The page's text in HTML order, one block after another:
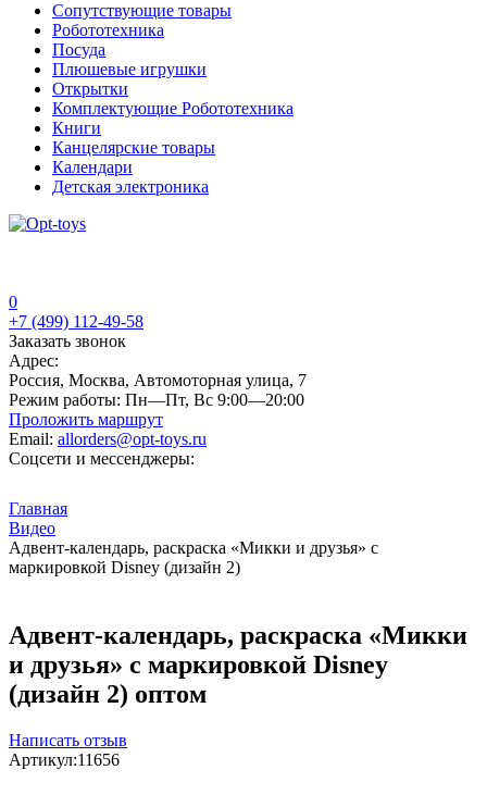
Сопутствующие товары
Робототехника
Посуда
Плюшевые игрушки
Открытки
Комплектующие Робототехника
Книги
Канцелярские товары
Календари
Детская электроника
0
+7 (499) 112-49-58
Заказать звонок
Адрес:
Россия, Москва, Автомоторная улица, 7
Режим работы: Пн—Пт, Вс 9:00—20:00
Проложить маршрут
Email: allorders@opt-toys.ru
Соцсети и мессенджеры:
Главная
Видео
Адвент-календарь, раскраска «Микки и друзья» с
маркировкой Disney (дизайн 2)
Адвент-календарь, раскраска «Микки
и друзья» с маркировкой Disney
(дизайн 2) оптом
Написать отзыв
Артикул:11656